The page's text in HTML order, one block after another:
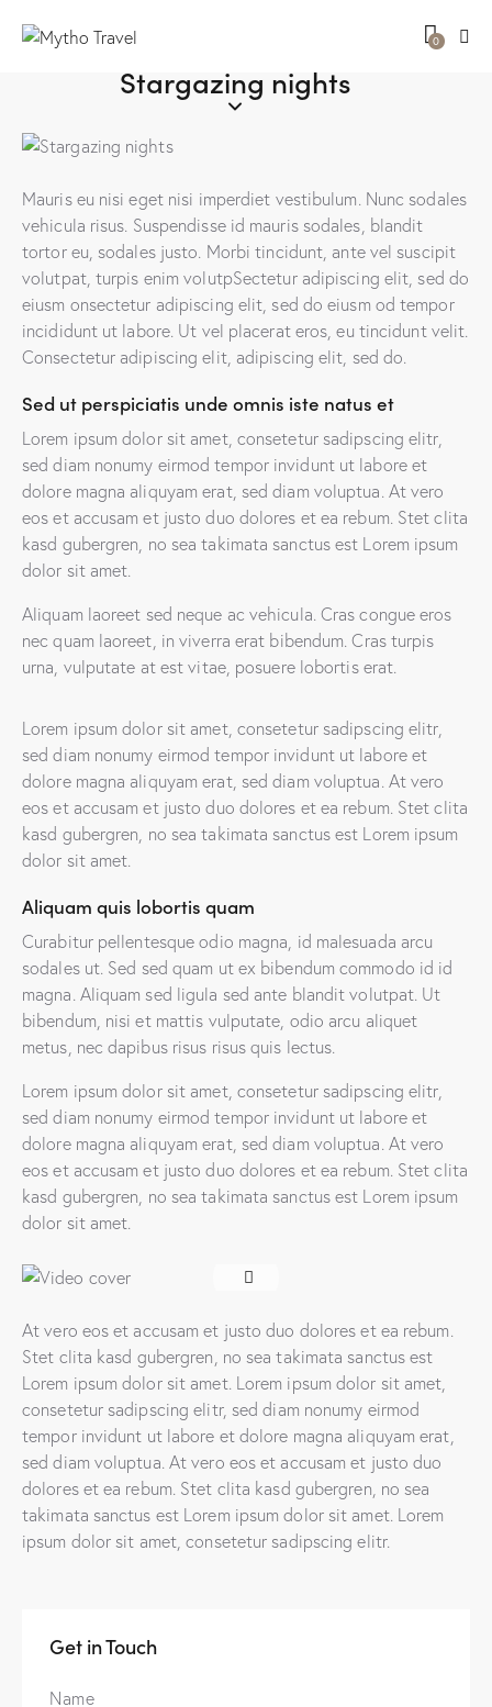
0
Stargazing nights
Mauris eu nisi eget nisi imperdiet vestibulum. Nunc sodales
vehicula risus. Suspendisse id mauris sodales, blandit
tortor eu, sodales justo. Morbi tincidunt, ante vel suscipit
volutpat, turpis enim volutpSectetur adipiscing elit, sed do
eiusm onsectetur adipiscing elit, sed do eiusm od tempor
incididunt ut labore. Ut vel placerat eros, eu tincidunt velit.
Consectetur adipiscing elit, adipiscing elit, sed do.
Sed ut perspiciatis unde omnis iste natus et
Lorem ipsum dolor sit amet, consetetur sadipscing elitr,
sed diam nonumy eirmod tempor invidunt ut labore et
dolore magna aliquyam erat, sed diam voluptua. At vero
eos et accusam et justo duo dolores et ea rebum. Stet clita
kasd gubergren, no sea takimata sanctus est Lorem ipsum
dolor sit amet.
Aliquam laoreet sed neque ac vehicula. Cras congue eros
nec quam laoreet, in viverra erat bibendum. Cras turpis
urna, vulputate at est vitae, posuere lobortis erat.
Lorem ipsum dolor sit amet, consetetur sadipscing elitr,
sed diam nonumy eirmod tempor invidunt ut labore et
dolore magna aliquyam erat, sed diam voluptua. At vero
eos et accusam et justo duo dolores et ea rebum. Stet clita
kasd gubergren, no sea takimata sanctus est Lorem ipsum
dolor sit amet.
Aliquam quis lobortis quam
Curabitur pellentesque odio magna, id malesuada arcu
sodales ut. Sed sed quam ut ex bibendum commodo id id
magna. Aliquam sed ligula sed ante blandit volutpat. Ut
bibendum, nisi et mattis vulputate, odio arcu aliquet
metus, nec dapibus risus risus quis lectus.
Lorem ipsum dolor sit amet, consetetur sadipscing elitr,
sed diam nonumy eirmod tempor invidunt ut labore et
dolore magna aliquyam erat, sed diam voluptua. At vero
eos et accusam et justo duo dolores et ea rebum. Stet clita
kasd gubergren, no sea takimata sanctus est Lorem ipsum
dolor sit amet.
At vero eos et accusam et justo duo dolores et ea rebum.
Stet clita kasd gubergren, no sea takimata sanctus est
Lorem ipsum dolor sit amet. Lorem ipsum dolor sit amet,
consetetur sadipscing elitr, sed diam nonumy eirmod
tempor invidunt ut labore et dolore magna aliquyam erat,
sed diam voluptua. At vero eos et accusam et justo duo
dolores et ea rebum. Stet clita kasd gubergren, no sea
takimata sanctus est Lorem ipsum dolor sit amet. Lorem
ipsum dolor sit amet, consetetur sadipscing elitr.
Get in Touch